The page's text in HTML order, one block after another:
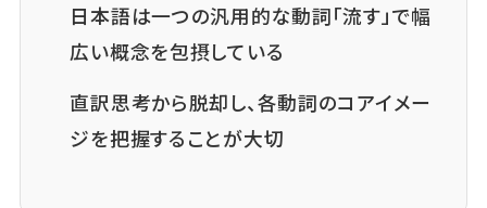
日本語は一つの汎用的な動詞「流す」で幅
広い概念を包摂している
直訳思考から脱却し、各動詞のコアイメー
ジを把握することが大切